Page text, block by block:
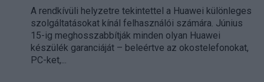
A rendkívüli helyzetre tekintettel a Huawei különleges
szolgáltatásokat kínál felhasználói számára. Június
15-ig meghosszabbítják minden olyan Huawei
készülék garanciáját – beleértve az okostelefonokat,
PC-ket,...